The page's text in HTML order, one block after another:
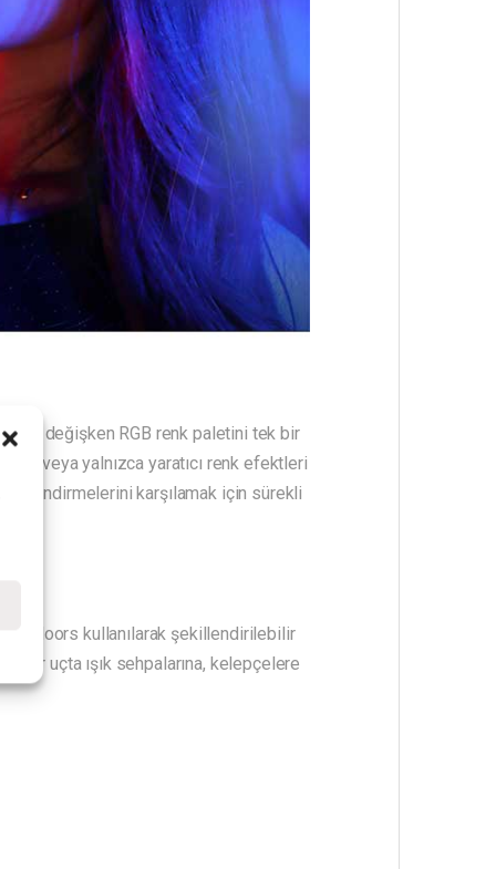
ile değişken RGB renk paletini tek bir
veya yalnızca yaratıcı renk efektleri
karşılamak için sürekli
kullanılarak şekillendirilebilir
bir uçta ışık sehpalarına, kelepçelere